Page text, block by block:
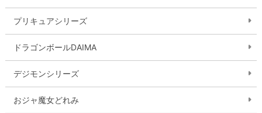
プリキュアシリーズ
ドラゴンボールDAIMA
デジモンシリーズ
おジャ魔女どれみ